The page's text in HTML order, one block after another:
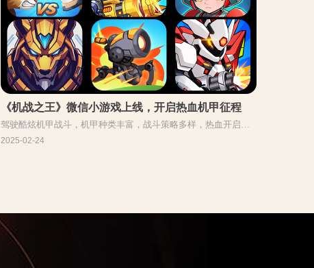
《机战之王》微信小游戏上线，开启热血机甲征程
驾驶酷炫机甲战斗，机甲种类丰富，战斗策略多样，热血开启科
幻机甲冒险。
2025-02-24